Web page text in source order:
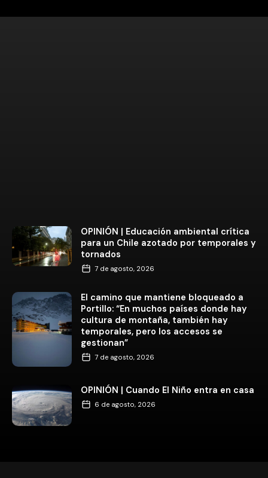
OPINIÓN | Educación ambiental crítica
para un Chile azotado por temporales y
tornados
7 de agosto, 2026
El camino que mantiene bloqueado a
Portillo: “En muchos países donde hay
cultura de montaña, también hay
temporales, pero los accesos se
gestionan”
7 de agosto, 2026
OPINIÓN | Cuando El Niño entra en casa
6 de agosto, 2026